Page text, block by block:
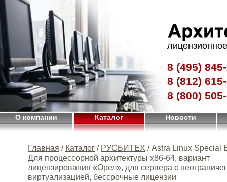
8 (495)
8 (812)
8 (800)
О компании Каталог Новости
Главная / Каталог / РУСБИТЕХ / Astra Linux Special
Для процессорной архитектуры х86-64, вариант
лицензирования «Орел», для сервера с
виртуализацией, бессрочные лицензии